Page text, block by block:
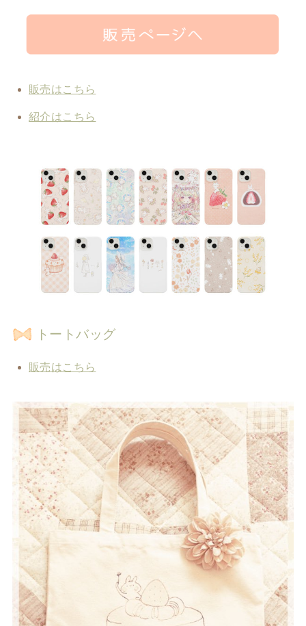
販売はこちら
紹介はこちら
トートバッグ
販売はこちら